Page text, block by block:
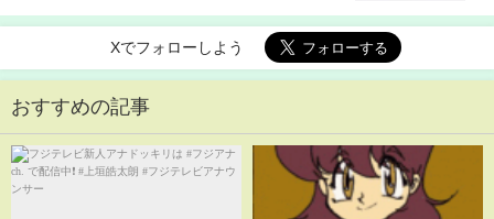
Xでフォローしよう
おすすめの記事